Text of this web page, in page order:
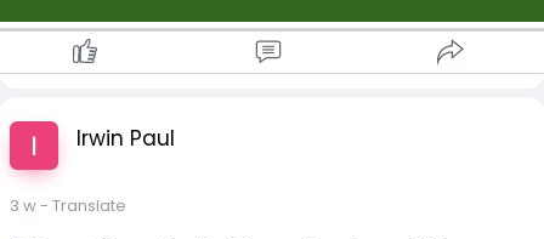
Irwin Paul
3 w- Translate